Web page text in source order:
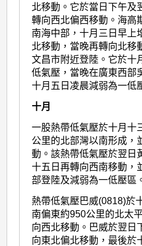
北移動。它於當日下午及
轉向西北偏西移動。海高
南海中部，十月三日早上
北移動，當晚再轉向北移
文昌市附近登陸。它於十
低氣壓，當晚在廣東西部
十月五日凌晨減弱為一低
十月
一股熱帶低氣壓於十月十
公里的北部灣以南形成，
動。該熱帶低氣壓於翌日
十五日再轉向西南移動，
部登陸及減弱為一低壓區
熱帶低氣壓巴威(0818)於
南偏東約950公里的北太
向西北移動。巴威於翌日
向東北偏北移動，最後於